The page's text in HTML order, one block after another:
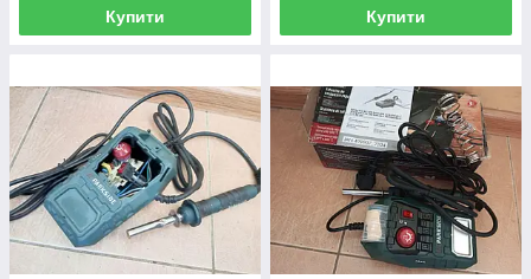
Купити Купити